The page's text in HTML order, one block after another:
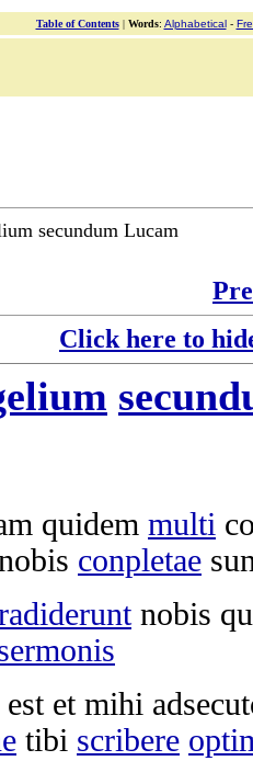
Table of Contents| Words: Alphabetical-
secundum Lucam
Click here to
quidem multi
conpletae
nobis
est et mihi
tibi scribere